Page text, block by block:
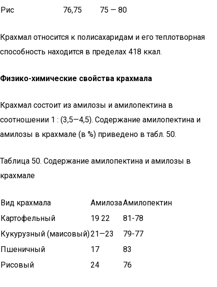
Рис
76,75 75 — 80
Крахмал относится к полисахаридам и его теплотворная
спо­собность находится в пределах 418 ккал.
Физико-химические свойства крахмала
Крахмал состоит из амилозы и амилопектинa в
соотношении 1 : (3,5—4,5). Содержание амилопектина и
амилозы в крахмале (в %) приведено в табл. 50.
Таблица 50. Содержание амилопектина и амилозы в
крахмале
Вид крахмала АмилозаАмилопектин
Картофельный
19 22
81-78
Кукурузный (маисовый)21—23
79-77
Пшеничный
17
83
Рисовый
24 76